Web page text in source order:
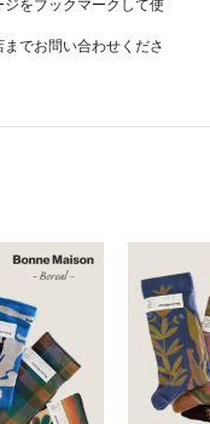
をブックマークして使
でお問い合わせくださ